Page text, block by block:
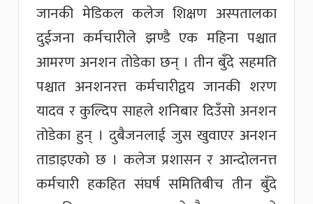
जानकी मेडिकल कलेज शिक्षण अस्पतालका
दुईजना कर्मचारीले झण्डै एक महिना पश्चात
आमरण अनशन तोडेका छन् । तीन बुँदे सहमति
पश्चात अनशनरत्त कर्मचारीद्वय जानकी शरण
यादव र कुल्दिप साहले शनिबार दिउँसो अनशन
तोडेका हुन् । दुबैजनलाई जुस खुवाएर अनशन
ताडाइएको छ । कलेज प्रशासन र आन्दोलनत्त
कर्मचारी हकहित संघर्ष समितिबीच तीन बुँदे